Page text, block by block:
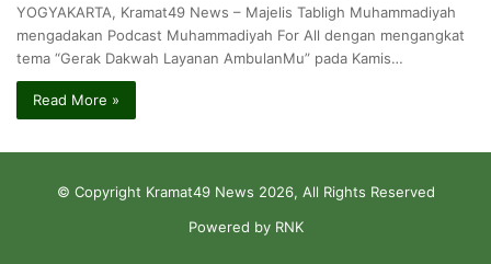
YOGYAKARTA, Kramat49 News – Majelis Tabligh Muhammadiyah
mengadakan Podcast Muhammadiyah For All dengan mengangkat
tema “Gerak Dakwah Layanan AmbulanMu” pada Kamis…
Read More »
© Copyright Kramat49 News 2026, All Rights Reserved
Powered by RNK